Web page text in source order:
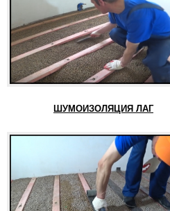
ШУМОИЗОЛЯЦИЯ ЛАГ